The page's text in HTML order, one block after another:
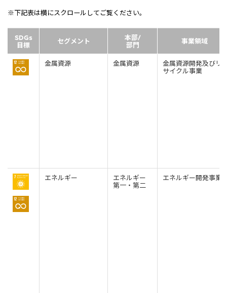
2026.8.4 リリース
令和8年熊本地震被害に対する支援について
2026.8.4 適時開示
従業員向け株式報酬制度の継続
三井物産株式会社（本店）
ブラジル三井物産株式会社
Social Media
InstagramTwitter FacebookLinkedInYoutube
※下記表は横にスクロールしてご覧ください。
SDGs
目標 セグメント 本部/
部門 事業領域
金属資源 金属資源 金属資源開発及びリ
サイクル事業
エネルギー エネルギー
第一・第二
エネルギー開発事業